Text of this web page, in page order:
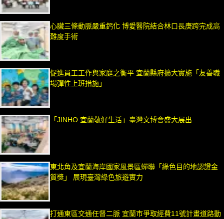
心臟三條動脈嚴重鈣化 博愛醫院結合林口長庚跨完成高
難度手術
促進員工工作與家庭之衡平 宜蘭縣府擴大實施「友善職
場彈性上班措施」
「JINHO 宜蘭敬好生活」臺灣文博會盛大展出
東北角及宜蘭海岸國家風景區蟬聯「綠色目的地認證金
質獎」 展現臺灣綠色旅遊實力
打通東區交通任督二脈 宜蘭市爭取經費11號計畫道路動